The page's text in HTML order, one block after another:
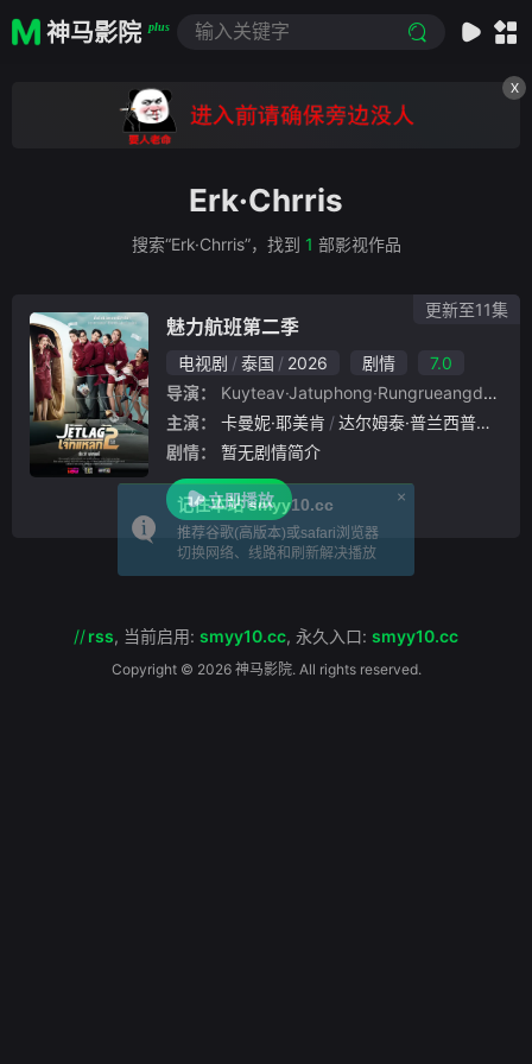
神马影院 plus
X
Erk·Chrris
搜索“Erk·Chrris”，找到 1 部影视作品
魅力航班第二季
电视剧 泰国 2026 剧情
7.0
导演：
Kuyteav·Jatuphong·Rungrueangdechaphat
主演：
卡曼妮·耶美肯 达尔姆泰·普兰西普
剧情：
暂无剧情简介
立即播放
更新至11集
//rss, 当前启用: smyy10.cc, 永久入口: smyy10.cc
Copyright © 2026 神马影院. All rights reserved.
×
记住本站 smyy10.cc
推荐谷歌(高版本)或safari浏览器
切换网络、线路和刷新解决播放